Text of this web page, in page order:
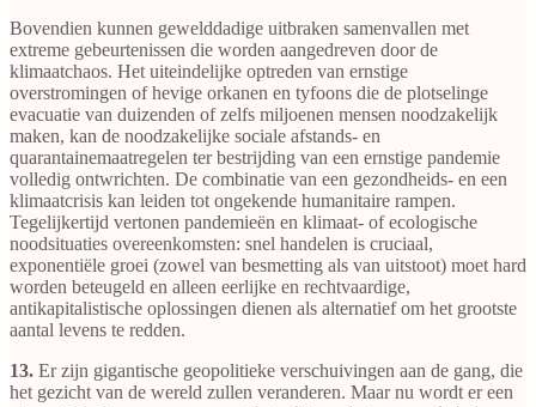
Bovendien kunnen gewelddadige uitbraken samenvallen met
extreme gebeurtenissen die worden aangedreven door de
klimaatchaos. Het uiteindelijke optreden van ernstige
overstromingen of hevige orkanen en tyfoons die de plotselinge
evacuatie van duizenden of zelfs miljoenen mensen noodzakelijk
maken, kan de noodzakelijke sociale afstands- en
quarantainemaatregelen ter bestrijding van een ernstige pandemie
volledig ontwrichten. De combinatie van een gezondheids- en een
klimaatcrisis kan leiden tot ongekende humanitaire rampen.
Tegelijkertijd vertonen pandemieën en klimaat- of ecologische
noodsituaties overeenkomsten: snel handelen is cruciaal,
exponentiële groei (zowel van besmetting als van uitstoot) moet hard
worden beteugeld en alleen eerlijke en rechtvaardige,
antikapitalistische oplossingen dienen als alternatief om het grootste
aantal levens te redden.
13. Er zijn gigantische geopolitieke verschuivingen aan de gang, die
het gezicht van de wereld zullen veranderen. Maar nu wordt er een